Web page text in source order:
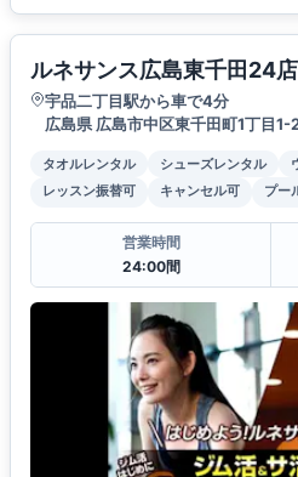
ルネサンス広島東千田24店
宇品二丁目駅から車で4分
広島県 広島市中区東千田町1丁目1-
タオルレンタル シューズレンタル
レッスン振替可
キャンセル可 プー
営業時間
24:00間